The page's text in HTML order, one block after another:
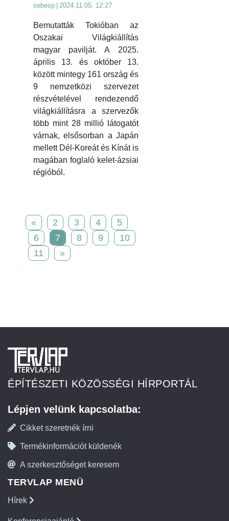
sebesp 2024.11.05. 12:27
Bemutatták Tokióban az
Oszakai Világkiállítás
magyar pavilját. A 2025.
április 13. és október 13.
között mintegy 161 ország és
9 nemzetközi szervezet
részvételével rendezendő
világkiállításra a szervezők
több mint 28 millió látogatót
várnak, elsősorban a Japán
mellett Dél-Koreát és Kínát is
magában foglaló kelet-ázsiai
régióból.
« 2 3 4
5
6
7 8 9
10
11
»
ÉPÍTÉSZETI KÖZÖSSÉGI HÍRPORTÁL
Lépjen velünk kapcsolatba:
Cikket szeretnék írni
Termékinformációt küldenék
A szerkesztőséget keresem
TERVLAP MENÜ
Hírek